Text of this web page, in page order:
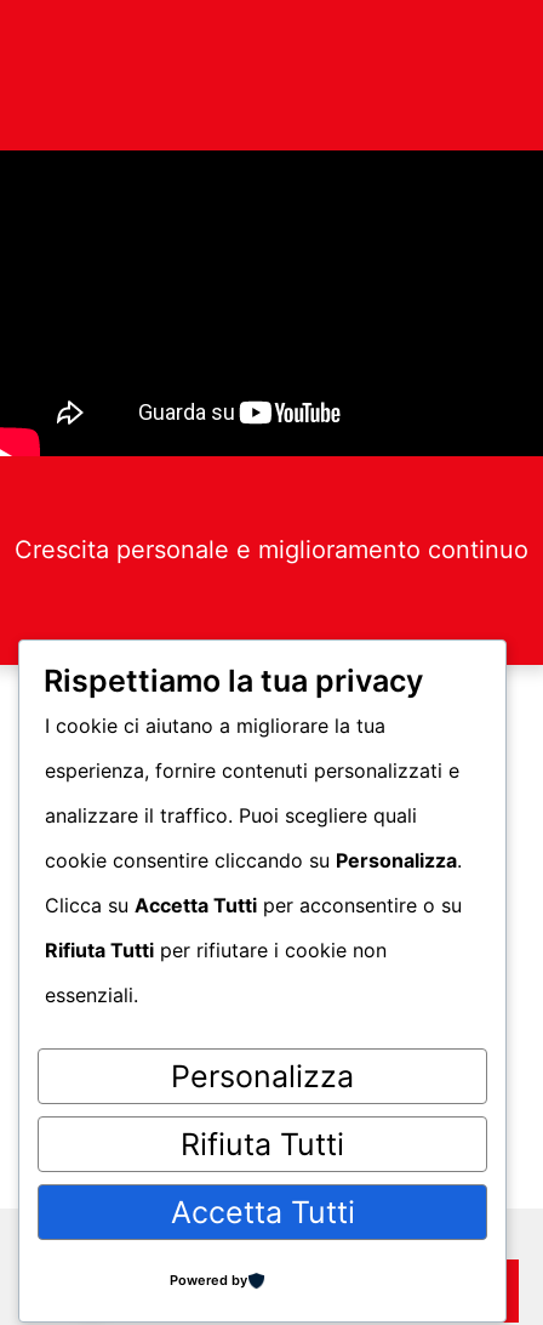
Crescita personale e miglioramento continuo
powered byMuccaGialla.com. P.IVA
06350120652
Rispettiamo la tua privacy
I cookie ci aiutano a migliorare la tua
esperienza, fornire contenuti personalizzati e
analizzare il traffico. Puoi scegliere quali
cookie consentire cliccando su Personalizza.
Clicca su Accetta Tutti per acconsentire o su
Rifiuta Tutti per rifiutare i cookie non
essenziali.
Personalizza
Rifiuta Tutti
Accetta Tutti
Powered by